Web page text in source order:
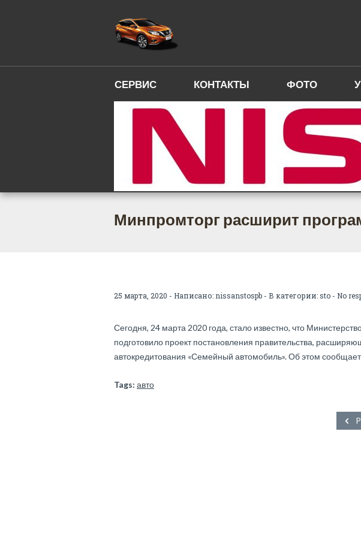
СЕРВИС КОНТАКТЫ ФОТО
Минпромторг расширит
25 марта, 2020 - Написано: nissanstospb - В категории:sto - No
Сегодня, 24 марта 2020 года, стало известно, что
подготовило проект постановления правительства,
автокредитования «Семейный автомобиль». Об этом
Tags: авто